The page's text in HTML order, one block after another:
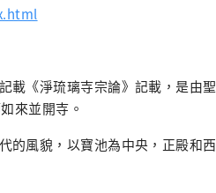
載《淨琉璃寺宗論》記載，是由聖
來並開寺。
的風貌，以寶池為中央，正殿和西